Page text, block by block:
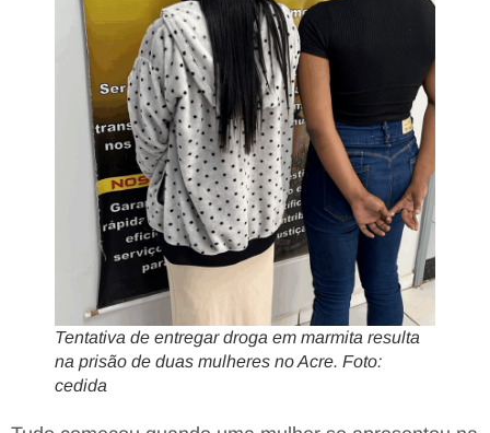
Tentativa de entregar droga em marmita resulta
na prisão de duas mulheres no Acre. Foto:
cedida